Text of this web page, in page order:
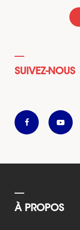
SUIVEZ-NOUS
À PROPOS